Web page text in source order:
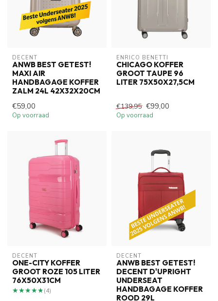
DECENT
ANWB BEST GETEST!
MAXI AIR
HANDBAGAGE KOFFER
ZALM 24L 42X32X20CM
€59,00
Op voorraad
ENRICO BENETTI
CHICAGO KOFFER
GROOT TAUPE 96
LITER 75X50X27,5CM
€139,95 €99,00
Op voorraad
DECENT
ONE-CITY KOFFER
GROOT ROZE 105 LITER
76X50X31CM
★★★★★
★★★★★(4)
DECENT
ANWB BEST GETEST!
DECENT D'UPRIGHT
UNDERSEAT
HANDBAGAGE KOFFER
ROOD 29L